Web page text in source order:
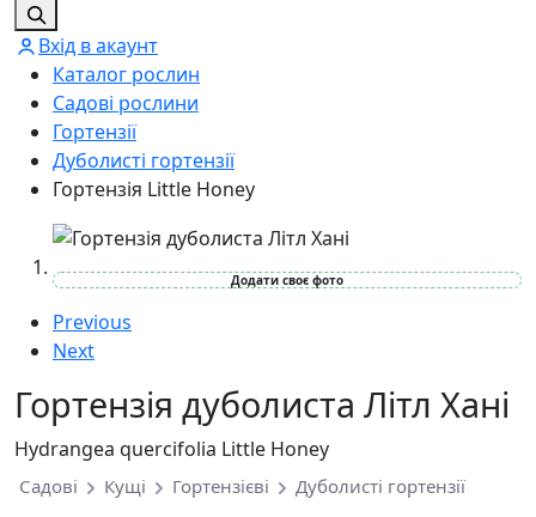
Вхід в акаунт
Каталог рослин
Садові рослини
Гортензії
Дуболисті гортензії
Гортензія Little Honey
Додати своє фото
Previous
Next
Гортензія дуболиста Літл Хані
Hydrangea quercifolia Little Honey
Садові Кущі Гортензієві Дуболисті гортензії